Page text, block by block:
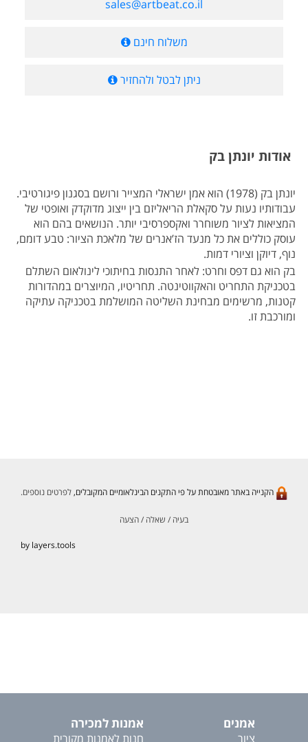
sales@artbeat.co.il
משלוח חינם
ניתן לבטל ולהחזיר
אודות יונתן בק
יונתן בק (1978) הוא אמן ישראלי המצייר ורושם בסגנון פיגורטיבי.
עבודותיו נעות על סקאלת הריאליזם בין ייצוג מדוקדק ואופטי של
המציאות לציור משוחרר ואקספרסיבי יותר. הנושאים בהם הוא
עוסק כוללים את כל מנעד הז’אנרים של מלאכת הציור: טבע דומם,
נוף, דיוקן וציורי דמות.
בק הוא גם דפס וחרט: לאחר התנסות בחיתוכי לינולאום השתלם
בטכניקת התחריט והאקווטינטה. תחריטיו, המיוצרים במהדורות
קטנות, מרשימים מבחינת השליטה המושלמת בטכניקה עתיקה
ומורכבת זו.
הקנייה באתר מאובטחת על פי התקנים הבינלאומיים המקובלים,לפרטים נוספים.
בעיה / שאלה / הצעה
by layers.tools
אמנים
ציור
אמנות למכירה
חנות לאמנות מקורית